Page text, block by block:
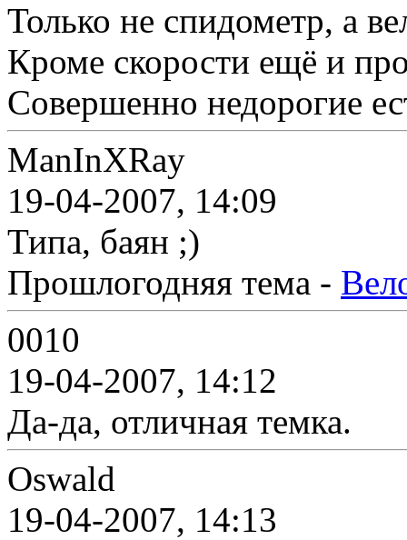
Только не спидометр, а
Кроме скорости ещё и
Совершенно недорогие
ManInXRay
19-04-2007, 14:09
Типа, баян ;)
Прошлогодняя тема -
0010
19-04-2007, 14:12
Да-да, отличная темка.
Oswald
19-04-2007, 14:13